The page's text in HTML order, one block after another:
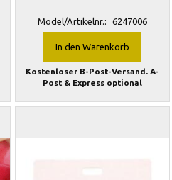
Model/Artikelnr.: 6247006
In den Warenkorb
Kostenloser B-Post-Versand. A-
Post & Express optional